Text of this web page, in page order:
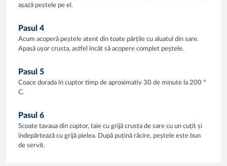
așază peștele pe el.
Pasul 4
Acum acoperă peștele atent din toate părțile cu aluatul din sare.
Apasă ușor crusta, astfel încât să acopere complet peștele.
Pasul 5
Coace dorada în cuptor timp de aproximativ 30 de minute la 200 °
C.
Pasul 6
Scoate tavaua din cuptor, taie cu grijă crusta de sare cu un cuțit și
îndepărtează cu grijă pielea. După puțină răcire, peștele este bun
de servit.